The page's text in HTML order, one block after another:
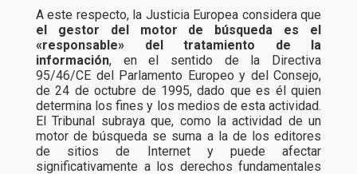
A este respecto, la Justicia Europea considera que
el gestor del motor de búsqueda es el
«responsable» del tratamiento de la
información, en el sentido de la Directiva
95/46/CE del Parlamento Europeo y del Consejo,
de 24 de octubre de 1995, dado que es él quien
determina los fines y los medios de esta actividad.
El Tribunal subraya que, como la actividad de un
motor de búsqueda se suma a la de los editores
de sitios de Internet y puede afectar
significativamente a los derechos fundamentales